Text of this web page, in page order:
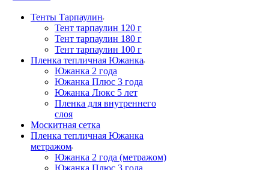
Тенты Тарпаулин
Тент тарпаулин 120 г
Тент тарпаулин 180 г
Тент тарпаулин 100 г
Пленка тепличная Южанка
Южанка 2 года
Южанка Плюс 3 года
Южанка Люкс 5 лет
Пленка для внутреннего
слоя
Москитная сетка
Пленка тепличная Южанка
метражом
Южанка 2 года (метражом)
Южанка Плюс 3 года